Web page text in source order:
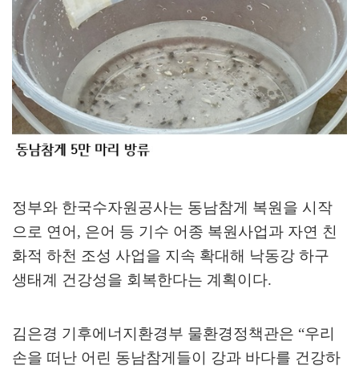
정부와 한국수자원공사는 동남참게 복원을 시작
으로 연어 , 은어 등 기수 어종 복원사업과 자연 친
화적 하천 조성 사업을 지속 확대해 낙동강 하구
생태계 건강성을 회복한다는 계획이다.
김은경 기후에너지환경부 물환경정책관은 “우리
손을 떠난 어린 동남참게들이 강과 바다를 건강하